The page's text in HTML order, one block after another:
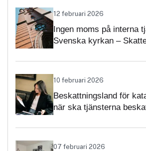
12 februari 2026
Ingen moms på interna
Svenska kyrkan –
10 februari 2026
Beskattningsland för
när ska tjänsterna
07 februari 2026